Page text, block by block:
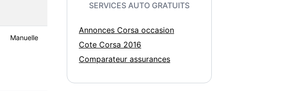
Manuelle
SERVICES AUTO GRATUITS
Annonces Corsa occasion
Cote Corsa 2016
Comparateur assurances